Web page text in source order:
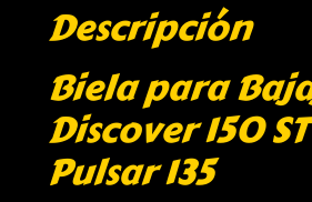
Descripción
Biela para
Discover 150
Pulsar 135